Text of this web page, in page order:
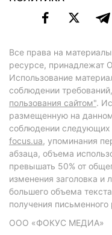
Все права на
ресурсе,
Использование
соблюдении
пользования сайтом".
размещенную на
соблюдении следующих
focus.ua, упоминания
абзаца, объема
превышать 50% от
изменения заголовка и
большего объема
получения
ООО «ФОКУС МЕДИА»